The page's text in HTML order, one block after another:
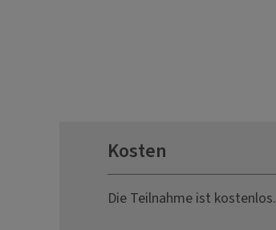
Kosten
Die Teilnahme ist kostenlos.